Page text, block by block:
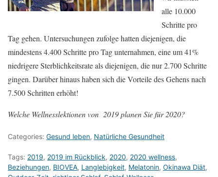
alle 10.000
Schritte pro
Tag gehen. Untersuchungen zufolge hatten diejenigen, die
mindestens 4.400 Schritte pro Tag unternahmen, eine um 41%
niedrigere Sterblichkeitsrate als diejenigen, die nur 2.700 Schritte
gingen. Darüber hinaus haben sich die Vorteile des Gehens nach
7.500 Schritten erhöht!
Welche Wellnesslektionen von 2019 planen Sie für 2020?
Categories: Gesund leben, Natürliche Gesundheit
Tags: 2019, 2019 im Rückblick, 2020, 2020 wellness,
Beziehungen, BIOVEA, Langlebigkeit, Melatonin, Okinawa Diät,